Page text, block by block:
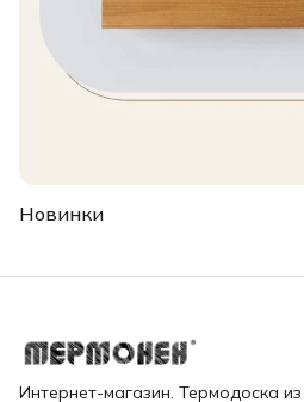
Новинки
Интернет-магазин. Термодоска из